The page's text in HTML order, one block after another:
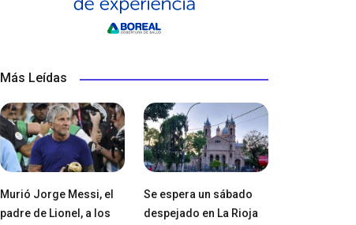
Más Leídas
Murió Jorge Messi, el
padre de Lionel, a los
Se espera un sábado
despejado en La Rioja